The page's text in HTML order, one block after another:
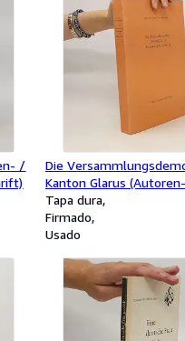
/
Die
Kanton Glarus
zusammenhängende
Tapa dura
Firmado
Usado